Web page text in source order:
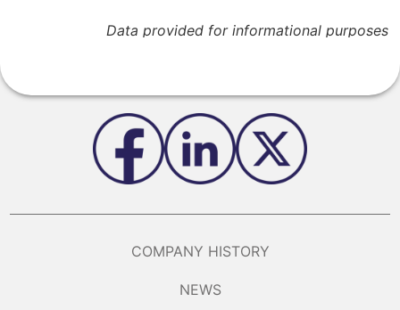
Data provided for informational purposes
COMPANY HISTORY
NEWS